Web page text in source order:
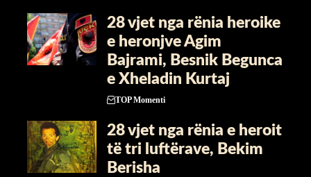
​28 vjet nga rënia heroike
e heronjve Agim
Bajrami, Besnik Begunca
e Xheladin Kurtaj
TOP Momenti
​28 vjet nga rënia e heroit
të tri luftërave, Bekim
Berisha